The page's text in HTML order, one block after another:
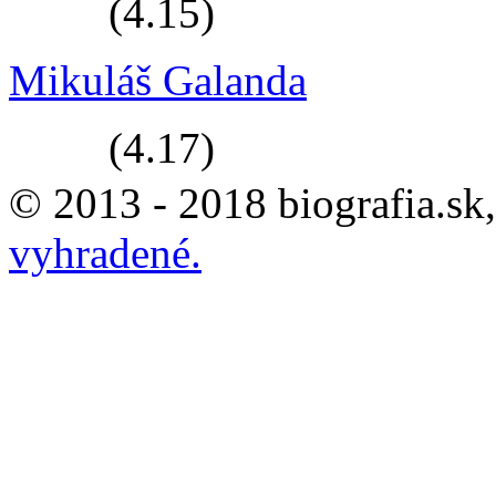
(4.15)
Mikuláš Galanda
(4.17)
© 2013 - 2018
vyhradené.